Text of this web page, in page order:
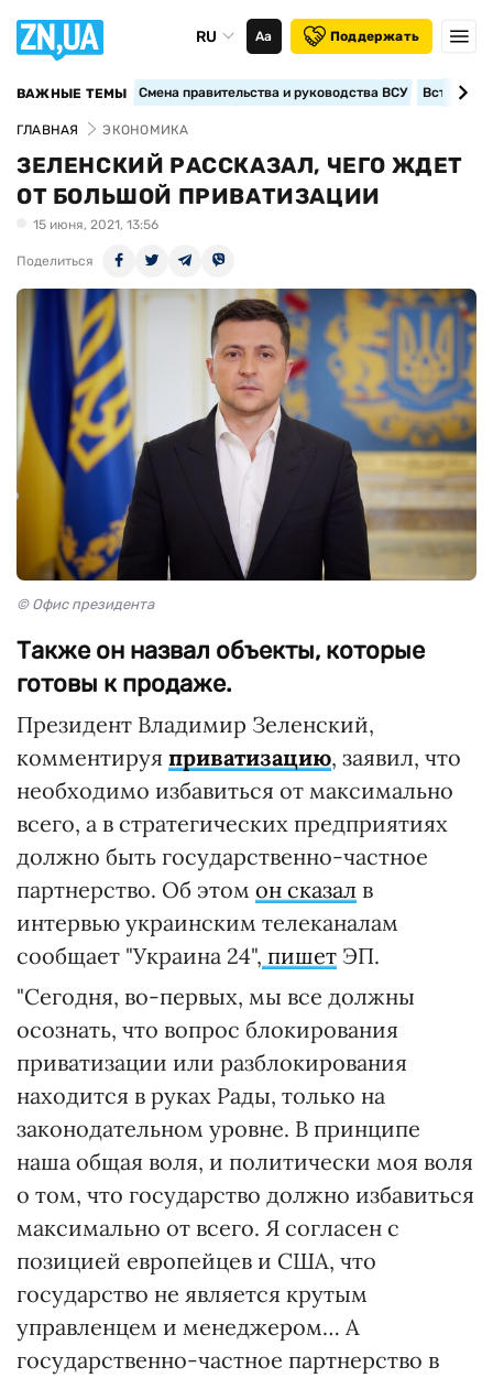
RU Аа Поддержать
ВАЖНЫЕ ТЕМЫ Смена правительства и руководства ВСУ
ГЛАВНАЯ ЭКОНОМИКА
ЗЕЛЕНСКИЙ РАССКАЗАЛ, ЧЕГО ЖДЕТ
ОТ БОЛЬШОЙ ПРИВАТИЗАЦИИ
15 июня, 2021, 13:56
Поделиться
© Офис президента
Также он назвал объекты, которые
готовы к продаже.
Президент Владимир Зеленский,
комментируя приватизацию, заявил, что
необходимо избавиться от максимально
всего, а в стратегических предприятиях
должно быть государственно-частное
партнерство. Об этом он сказал в
интервью украинским телеканалам
сообщает "Украина 24", пишет ЭП.
"Сегодня, во-первых, мы все должны
осознать, что вопрос блокирования
приватизации или разблокирования
находится в руках Рады, только на
законодательном уровне. В принципе
наша общая воля, и политически моя воля
о том, что государство должно избавиться
максимально от всего. Я согласен с
позицией европейцев и США, что
государство не является крутым
управленцем и менеджером… А
государственно-частное партнерство в